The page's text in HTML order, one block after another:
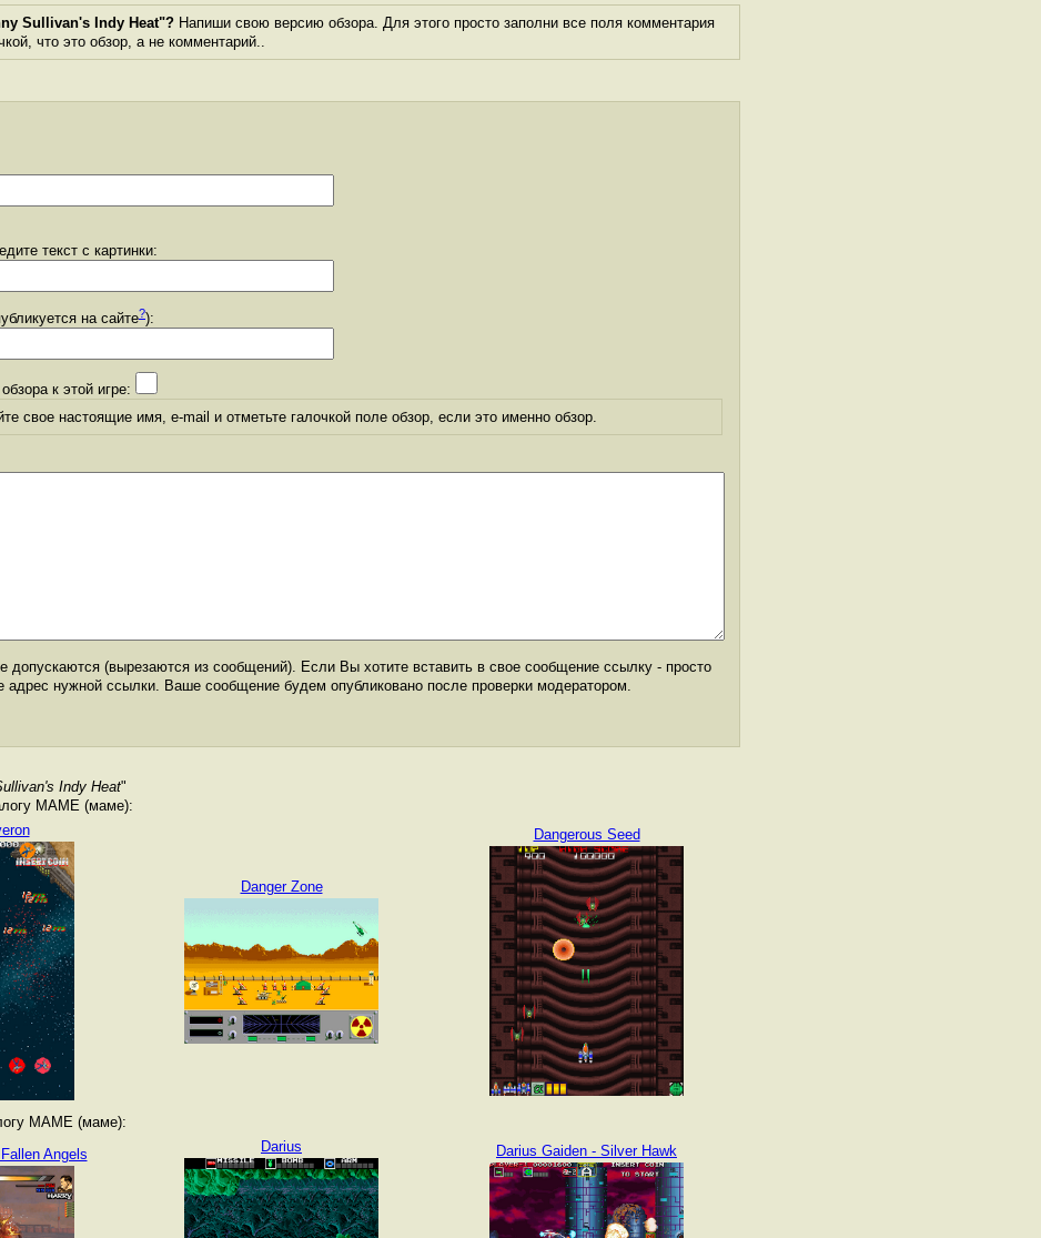
Sullivan's Indy Heat"? Напиши свою версию обзора. Для этого просто заполни все поля комментария
что это обзор, а не комментарий..
текст с картинки:
на сайте?):
к этой игре:
свое настоящие имя, e-mail и отметьте галочкой поле обзор, если это именно обзор.
допускаются (вырезаются из сообщений). Если Вы хотите вставить в свое сообщение ссылку - просто
адрес нужной ссылки. Ваше сообщение будем опубликовано после проверки модератором.
Indy Heat"
MAME (маме):
Danger Zone
Dangerous Seed
MAME (маме):
Angels
Darius Darius Gaiden - Silver Hawk